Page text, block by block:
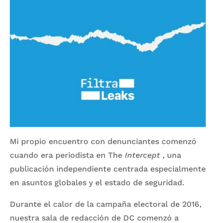
Mi propio encuentro con denunciantes comenzó
cuando era periodista en The Intercept , una
publicación independiente centrada especialmente
en asuntos globales y el estado de seguridad.
Durante el calor de la campaña electoral de 2016,
nuestra sala de redacción de DC comenzó a